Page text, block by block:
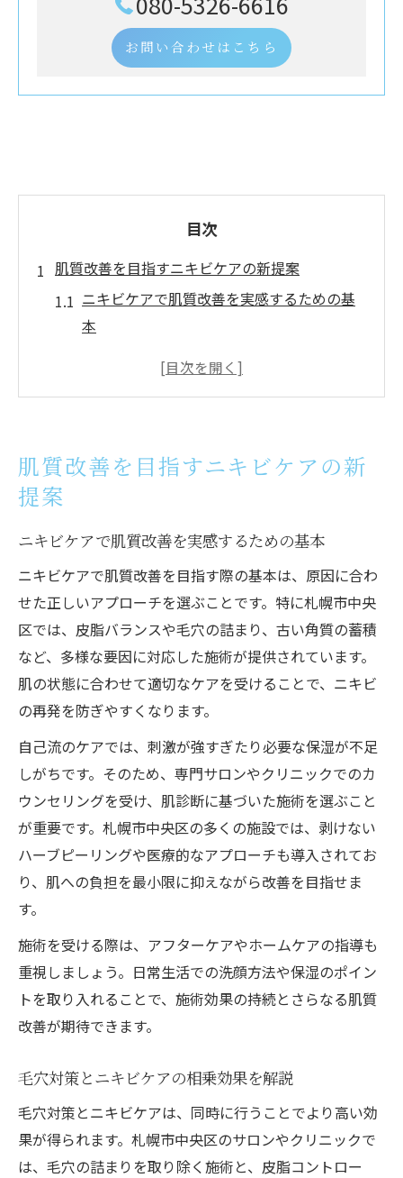
お問い合わせはこちら
目次
肌質改善を目指すニキビケアの新提案
ニキビケアで肌質改善を実感するための基
本
毛穴対策とニキビケアの相乗効果を解説
知識
小顔と毛穴ケアも叶う中央区の選び方
ニキビケアと毛穴ケアが得意なサロンの特
小顔と毛穴を両立するための施術比較ポイ
ント
中央区で選ぶべきニキビケアの基準とは
毛穴・小顔対策を含むトータルケアの選び
方
実績重視で選ぶ小顔とニキビケアの施設
通いやすさ重視で探す札幌の複合ケア
通いやすいニキビケア施設の見極め方
駅近で叶う毛穴と小顔の複合ニキビケア体
験
予約しやすい札幌の毛穴小顔ケアの特徴
継続しやすいニキビケア施術のポイントを
紹介
ニキビと毛穴悩みを同時に改善する方法
ニキビケアと毛穴対策の効果的な組み合わ
小顔施術も同時に受けられるケアの流れ
肌質改善に繋がるダブルケアのメリットと
肌質改善を目指すニキビケアの新
提案
ニキビケアで肌質改善を実感するための基本
ニキビケアで肌質改善を目指す際の基本は、原因に合わ
せた正しいアプローチを選ぶことです。特に札幌市中央
区では、皮脂バランスや毛穴の詰まり、古い角質の蓄積
など、多様な要因に対応した施術が提供されています。
肌の状態に合わせて適切なケアを受けることで、ニキビ
の再発を防ぎやすくなります。
自己流のケアでは、刺激が強すぎたり必要な保湿が不足
しがちです。そのため、専門サロンやクリニックでのカ
ウンセリングを受け、肌診断に基づいた施術を選ぶこと
が重要です。札幌市中央区の多くの施設では、剥けない
ハーブピーリングや医療的なアプローチも導入されてお
り、肌への負担を最小限に抑えながら改善を目指せま
す。
施術を受ける際は、アフターケアやホームケアの指導も
重視しましょう。日常生活での洗顔方法や保湿のポイン
トを取り入れることで、施術効果の持続とさらなる肌質
改善が期待できます。
毛穴対策とニキビケアの相乗効果を解説
毛穴対策とニキビケアは、同時に行うことでより高い効
果が得られます。札幌市中央区のサロンやクリニックで
は、毛穴の詰まりを取り除く施術と、皮脂コントロー